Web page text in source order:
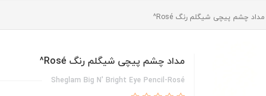
مداد چشم پیچی شیگلم رنگ Rosé^
مداد چشم پیچی شیگلم رنگ Rosé^
Sheglam Big N' Bright Eye Pencil-Rosé